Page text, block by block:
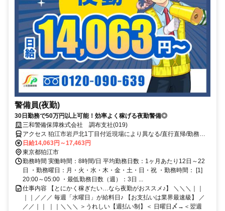
警備員(夜勤)
30日勤務で50万円以上可能！効率よく稼げる夜勤警備◎
三和警備保障株式会社 調布支社(019)
アクセス 狛江市岩戸北1丁目付近現場により異なる/直行直帰/勤務地
相談可■電話面接■来社不要
日給14,063円～17,463円
東京都狛江市
勤務時間 実働時間：8時間/日 平均勤務日数：1ヶ月あたり12日～22
日 ・勤務曜日：月・火・水・木・金・土・日・祝 ・勤務時間： [1]
20:00～05:00 ・最低勤務日数（週）：3日 ...
仕事内容 【とにかく稼ぎたい…なら夜勤がおススメ♪】 ＼＼＼｜｜
｜｜／／／ 毎週「水曜日」が給料日♪ 【お支払いは業界最速級】 ／
／／｜｜ ｜｜＼＼＼ ＞うれしい【週払い制】＜ 日曜日〆→＜翌週